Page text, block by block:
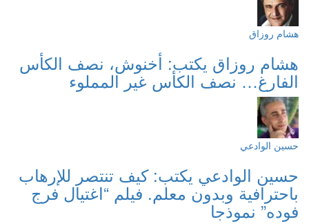
هشام روزاق
هشام روزاق يكتب: أخنوش، نصف الكأس
الفارغ… نصف الكأس غير المملوء
حسين الوادعي
حسين الوادعي يكتب: كيف تنتصر للإرهاب
باحترافية وبدون معلم. فيلم “اغتيال فرج
فوده” نموذجا